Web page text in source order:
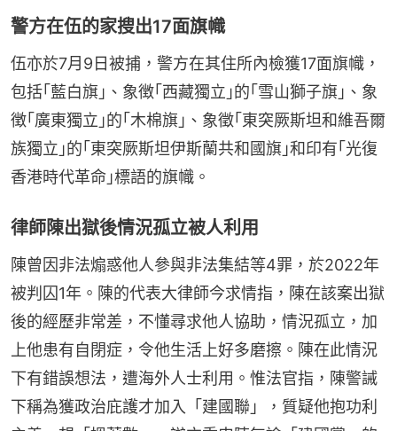
警方在伍的家搜出17面旗幟
伍亦於7月9日被捕，警方在其住所內檢獲17面旗幟，
包括｢藍⽩旗｣、象徴｢⻄藏獨立｣的｢雪⼭獅⼦旗｣、象
徴｢廣東獨立｣的｢⽊棉旗｣、象徵｢東突厥斯坦和維吾爾
族獨立｣的｢東突厥斯坦伊斯蘭共和國旗｣和印有｢光復
香港時代⾰命｣標語的旗幟。
律師陳出獄後情況孤立被人利用
陳曾因非法煽惑他人參與非法集結等4罪，於2022年
被判囚1年。陳的代表大律師今求情指，陳在該案出獄
後的經歷非常差，不懂尋求他人協助，情況孤立，加
上他患有自閉症，令他生活上好多磨擦。陳在此情況
下有錯誤想法，遭海外人士利用。惟法官指，陳警誡
下稱為獲政治庇護才加入「建國聯」，質疑他抱功利